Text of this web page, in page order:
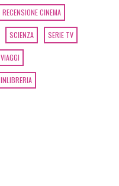
RECENSIONE CINEMA
SCIENZA SERIE TV
VIAGGI
INLIBRERIA